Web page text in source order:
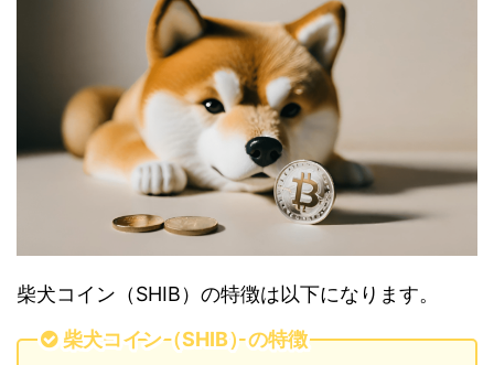
柴犬コイン（SHIB）の特徴は以下になります。
柴犬コイン（SHIB）の特徴